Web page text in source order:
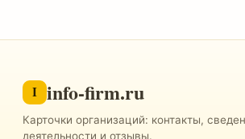
I info-firm.ru
Карточки организаций: контакты,
деятельности и отзывы.